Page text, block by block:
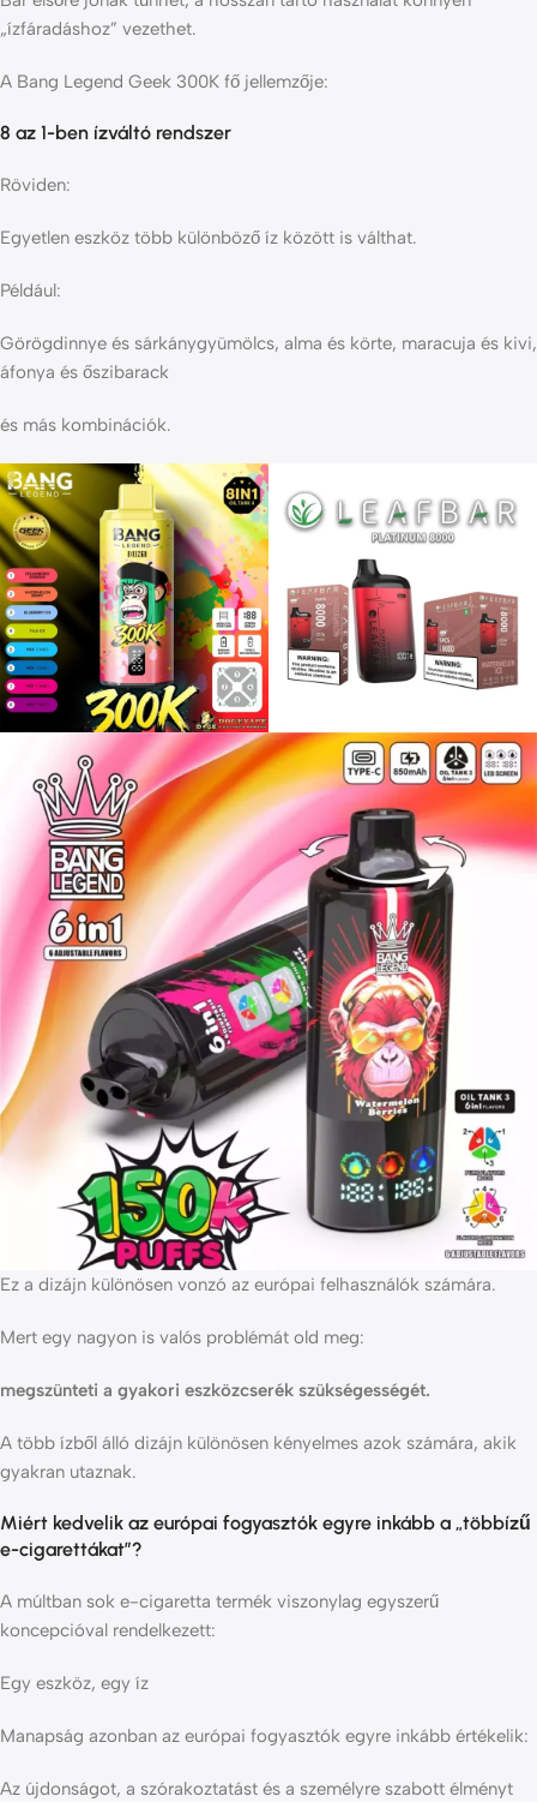
„ízfáradáshoz” vezethet.
A Bang Legend Geek 300K fő jellemzője:
8 az 1-ben ízváltó rendszer
Röviden:
Egyetlen eszköz több különböző íz között is válthat.
Például:
Görögdinnye és sárkánygyümölcs, alma és körte, maracuja és kivi,
áfonya és őszibarack
és más kombinációk.
Ez a dizájn különösen vonzó az európai felhasználók számára.
Mert egy nagyon is valós problémát old meg:
megszünteti a gyakori eszközcserék szükségességét.
A több ízből álló dizájn különösen kényelmes azok számára, akik
gyakran utaznak.
Miért kedvelik az európai fogyasztók egyre inkább a „többízű
e-cigarettákat”?
A múltban sok e-cigaretta termék viszonylag egyszerű
koncepcióval rendelkezett:
Egy eszköz, egy íz
Manapság azonban az európai fogyasztók egyre inkább értékelik:
Az újdonságot, a szórakoztatást és a személyre szabott élményt